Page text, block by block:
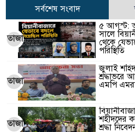
সর্বশেষ সংবাদ
৫ আগস্ট:
সালে
থেকে
পরিস্থিতি
তাজা
জুলাই
শ্রদ্ধাভরে
এমপি
তাজা
শহীদদের
শ্রদ্ধা
তাজা